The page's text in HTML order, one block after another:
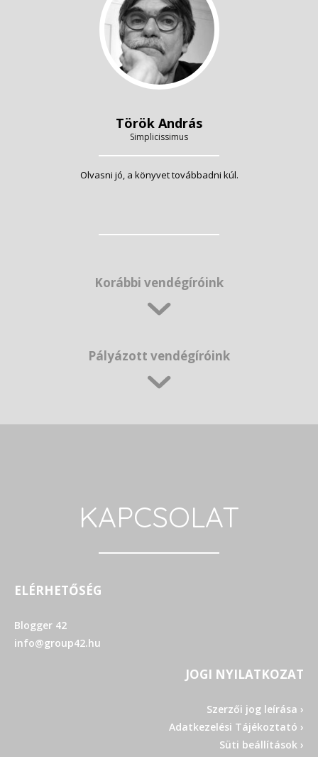
Török András
Simplicissimus
Olvasni jó, a könyvet továbbadni kúl.
Korábbi vendégíróink
Pályázott vendégíróink
KAPCSOLAT
ELÉRHETŐSÉG
Blogger 42
info@group42.hu
JOGI NYILATKOZAT
Szerzői jog leírása ›
Adatkezelési Tájékoztató ›
Süti beállítások ›